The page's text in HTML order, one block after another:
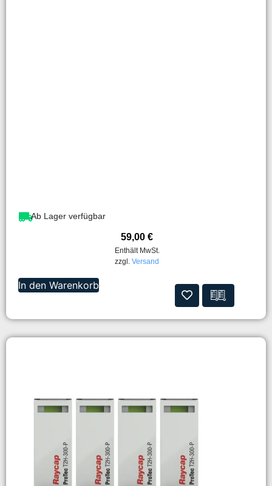
Ab Lager verfügbar
59,00 €
Enthält MwSt.
zzgl. Versand
In den Warenkorb